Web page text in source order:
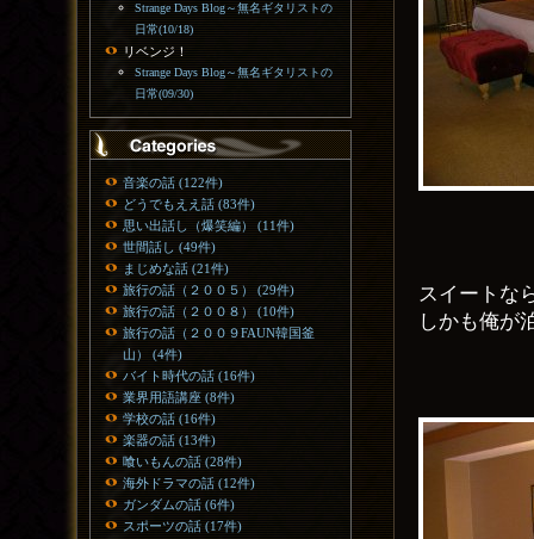
スイートな
しかも俺が
Strange Days Blog～無名ギタリストの
日常(10/18)
リベンジ！
Strange Days Blog～無名ギタリストの
日常(09/30)
音楽の話 (122件)
どうでもええ話 (83件)
思い出話し（爆笑編） (11件)
世間話し (49件)
まじめな話 (21件)
旅行の話（２００５） (29件)
旅行の話（２００８） (10件)
旅行の話（２００９FAUN韓国釜
山） (4件)
バイト時代の話 (16件)
業界用語講座 (8件)
学校の話 (16件)
楽器の話 (13件)
喰いもんの話 (28件)
海外ドラマの話 (12件)
ガンダムの話 (6件)
スポーツの話 (17件)